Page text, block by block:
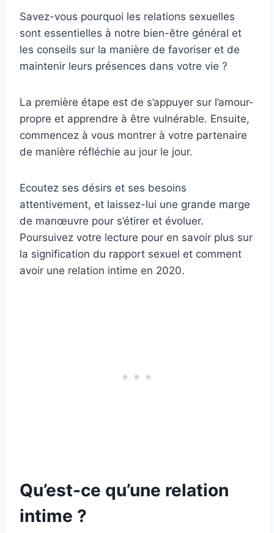
Savez-vous pourquoi les relations sexuelles
sont essentielles à notre bien-être général et
les conseils sur la manière de favoriser et de
maintenir leurs présences dans votre vie ?
La première étape est de s’appuyer sur l’amour-
propre et apprendre à être vulnérable. Ensuite,
commencez à vous montrer à votre partenaire
de manière réfléchie au jour le jour.
Ecoutez ses désirs et ses besoins
attentivement, et laissez-lui une grande marge
de manœuvre pour s’étirer et évoluer.
Poursuivez votre lecture pour en savoir plus sur
la signification du rapport sexuel et comment
avoir une relation intime en 2020.
Qu’est-ce qu’une relation
intime ?